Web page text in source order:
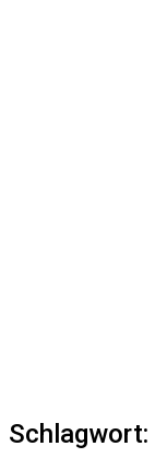
Schlagwort: